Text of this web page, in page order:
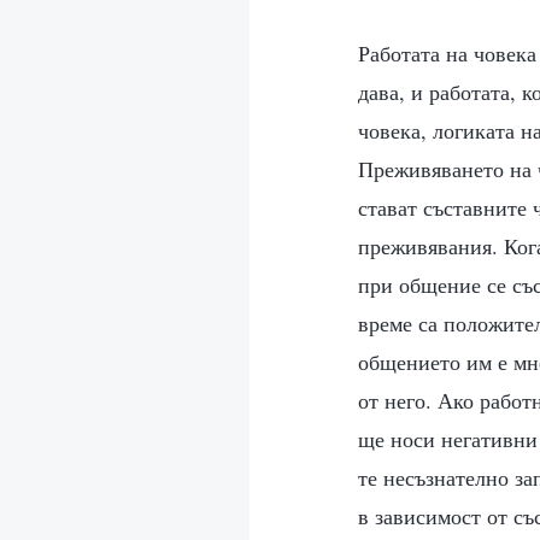
Работата на човека изразява неговия опит и неговата човешка природа. Това, което човекът дава, и работата, което върши, представляват самия него. Прозрението на човека, мисленето на човека, логиката на човека и богатото му въображение са включени в неговата работа. Преживяването на човека най-вече може да означи неговата работа, а човешките преживявания стават съставните части на работата му. Работата на човека може да изразява неговите преживявания. Когато някои хора имат негативни преживявания, голяма част от техния език при общение се състои от негативни елементи. Ако преживяванията им за определен период от време са положителни и в особено голяма степен имат път в положителен аспект, тогава общението им е много вдъхновяващо и хората са в състояние да придобият положителни неща от него. Ако работникът стане негативен за определен период от време, общението му винаги ще носи негативни елементи. Такъв вид общение обезсърчава хората; след неговото общение те несъзнателно започват да се чувстват отчаяни. Състоянието на последователите се променя в зависимост от състоянието на водача. Какъвто е работникът отвътре, това изразява, и делото на Светия Дух често се променя със състоянието на човека. Той работи според преживяванията на хората и не ги принуждава, а поставя изисквания към тях според нормалния ход на техния опит. Тоест човешкото общение се различава от Божието слово. Това, за което хората разговарят, предава техните индивидуални прозрения и преживявания, като изразява техните прозрения и преживявания въз основа на Божието дело. Тяхна отговорност е да открият, след като Бог работи или говори, изречени от Него, кое от него трябва да практикуват и в кое да навлязат, и след това да го предадат на последователи. Следователно работата на човека представлява неговото навлизане и практикуване. Разбира се, тази работа е примесена с човешки уроци и преживявания или с определени човешки мисли. Както и да действа Светият Дух, независимо дали върху